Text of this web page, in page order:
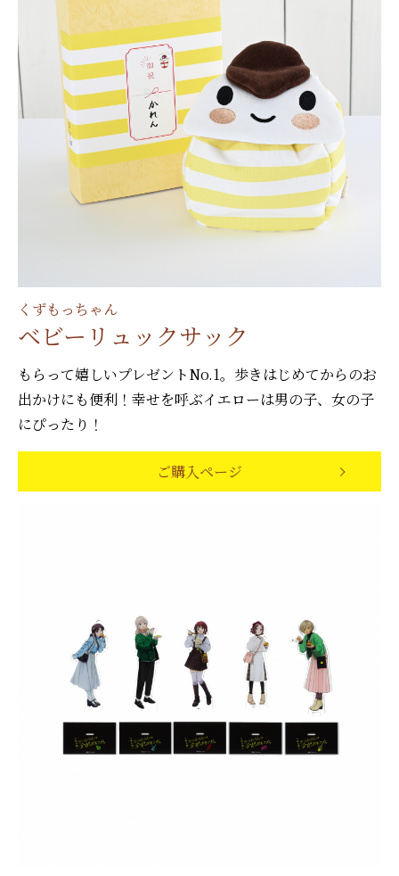
くずもっちゃん
ベビーリュックサック
もらって嬉しいプレゼントNo.1。歩きはじめてからのお
出かけにも便利！幸せを呼ぶイエローは男の子、女の子
にぴったり！
ご購入ページ